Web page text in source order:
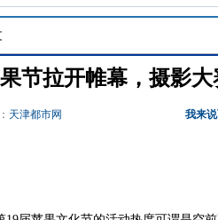
节拉开帷幕，摄影
我来
天津都市网